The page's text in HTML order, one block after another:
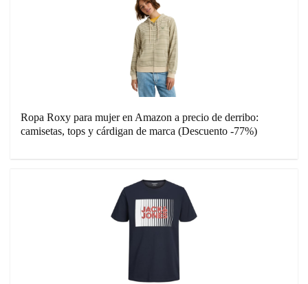
Ropa Roxy para mujer en Amazon a precio de derribo:
camisetas, tops y cárdigan de marca (Descuento -77%)